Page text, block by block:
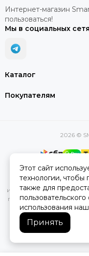
Каталог
Покупателям
Интернет-магазин
пользоваться!
Мы в социальных
2026 ©
Вся представленная
характеристик,
информационный
публичной офертой,
Этот сайт
технологии, чтобы
также для
использования
Принять